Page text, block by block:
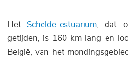
Het Schelde-estuarium , dat
getijden, is 160 km lang en
België, van het